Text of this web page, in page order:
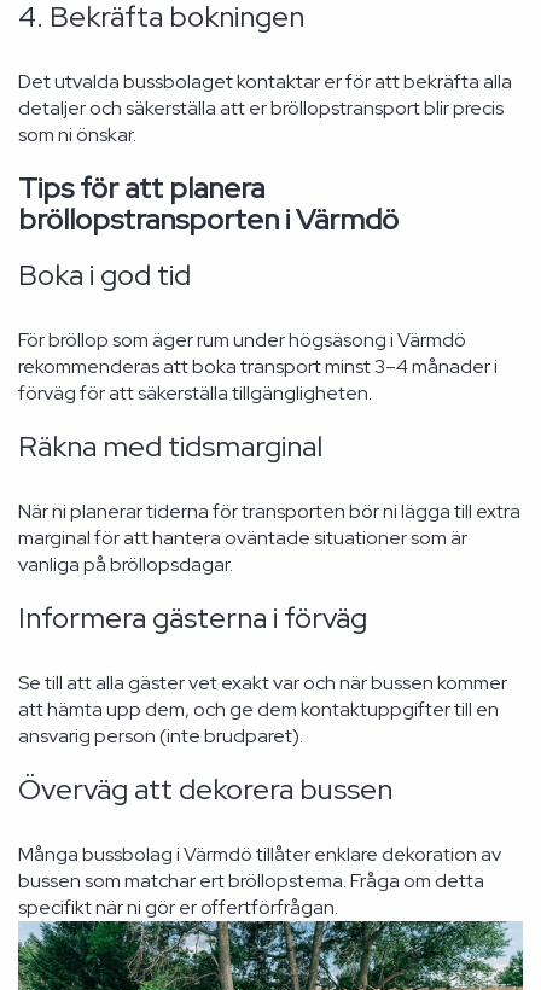
4. Bekräfta bokningen
Det utvalda bussbolaget kontaktar er för att bekräfta alla
detaljer och säkerställa att er bröllopstransport blir precis
som ni önskar.
Tips för att planera
bröllopstransporten i Värmdö
Boka i god tid
För bröllop som äger rum under högsäsong i Värmdö
rekommenderas att boka transport minst 3–4 månader i
förväg för att säkerställa tillgängligheten.
Räkna med tidsmarginal
När ni planerar tiderna för transporten bör ni lägga till extra
marginal för att hantera oväntade situationer som är
vanliga på bröllopsdagar.
Informera gästerna i förväg
Se till att alla gäster vet exakt var och när bussen kommer
att hämta upp dem, och ge dem kontaktuppgifter till en
ansvarig person (inte brudparet).
Överväg att dekorera bussen
Många bussbolag i Värmdö tillåter enklare dekoration av
bussen som matchar ert bröllopstema. Fråga om detta
specifikt när ni gör er offertförfrågan.